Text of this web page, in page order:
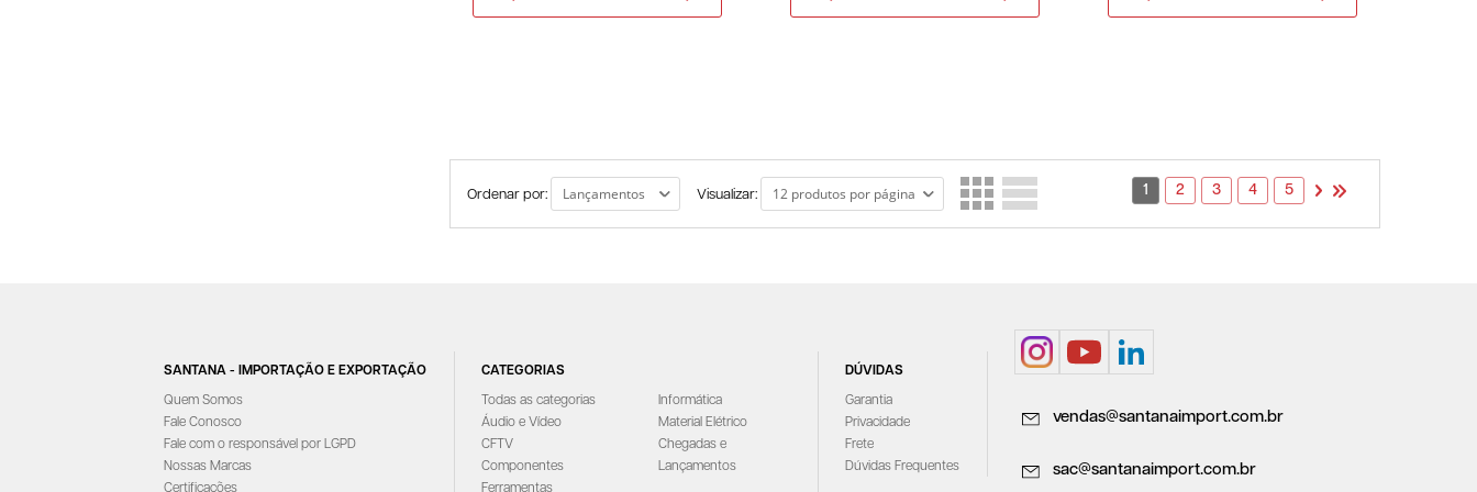
Ordenar por: Visualizar: 1 2 3 4 5
SANTANA - IMPORTAÇÃO E EXPORTAÇÃO
Quem Somos
Fale Conosco
Fale com o responsável por LGPD
Nossas Marcas
Certificações
CATEGORIAS
Todas as categorias
Áudio e Vídeo
CFTV
Componentes
Ferramentas
Informática
Material Elétrico
Chegadas e
Lançamentos
DÚVIDAS
Garantia
Privacidade
Frete
Dúvidas Frequentes
vendas@santanaimport.com.br
sac@santanaimport.com.br